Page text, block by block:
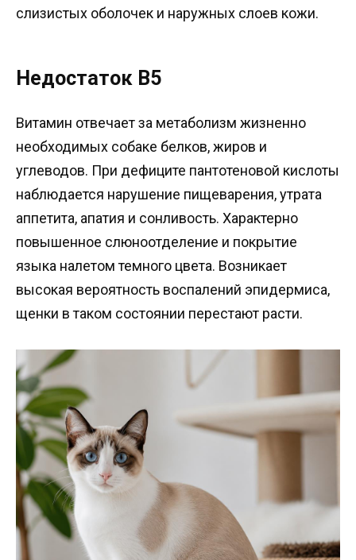
слизистых оболочек и наружных слоев кожи.
Недостаток B5
Витамин отвечает за метаболизм жизненно
необходимых собаке белков, жиров и
углеводов. При дефиците пантотеновой кислоты
наблюдается нарушение пищеварения, утрата
аппетита, апатия и сонливость. Характерно
повышенное слюноотделение и покрытие
языка налетом темного цвета. Возникает
высокая вероятность воспалений эпидермиса,
щенки в таком состоянии перестают расти.